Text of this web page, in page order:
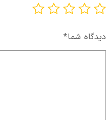
دیدگاه شما*